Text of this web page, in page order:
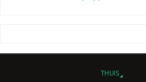
THUIS